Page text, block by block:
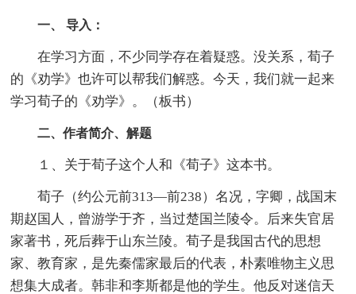
一、 导入：
在学习方面，不少同学存在着疑惑。没关系，荀子
的《劝学》也许可以帮我们解惑。今天，我们就一起来
学习荀子的《劝学》。（板书）
二、作者简介、解题
１、关于荀子这个人和《荀子》这本书。
荀子（约公元前313—前238）名况，字卿，战国末
期赵国人，曾游学于齐，当过楚国兰陵令。后来失官居
家著书，死后葬于山东兰陵。荀子是我国古代的思想
家、教育家，是先秦儒家最后的代表，朴素唯物主义思
想集大成者。韩非和李斯都是他的学生。他反对迷信天